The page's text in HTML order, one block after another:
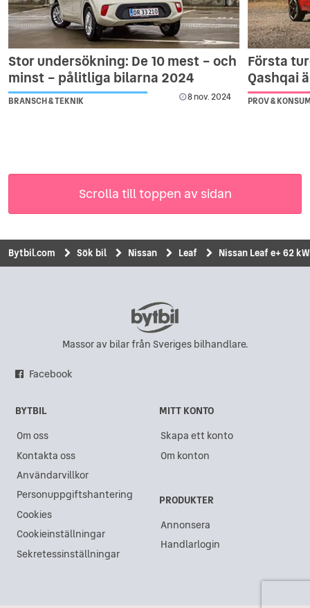
Stor undersökning: De 10 mest – och
minst – pålitliga bilarna 2024
BRANSCH & TEKNIK 8 nov. 2024
Första
Qashqai
PROV &
Scrolla till toppen av sidan
Bytbil.com Sök bil Nissan Leaf Nissan Leaf e+ 62
Massor av bilar från Sveriges bilhandlare.
Facebook
BYTBIL
Om oss
Kontakta oss
Användarvillkor
Personuppgiftshantering
Cookies
Cookieinställningar
Sekretessinställningar
MITT KONTO
Skapa ett konto
Om konton
PRODUKTER
Annonsera
Handlarlogin